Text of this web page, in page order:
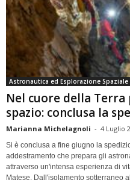
Astronautica ed Esplorazione Spaziale
Nel cuore della
spazio: conclusa la
Marianna Michelagnoli - 4 Luglio
Si è conclusa a fine giugno la
addestramento che prepara gli
attraverso un'intensa esperienza di
Matese. Dall'isolamento sotterraneo